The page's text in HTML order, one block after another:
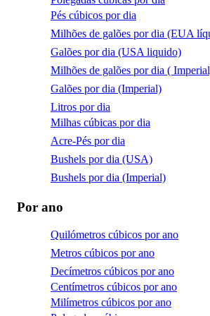
Pés cúbicos por dia
Milhões de galões por dia (EUA
Galões por dia (USA liquido)
Milhões de galões por dia (
Galões por dia (Imperial)
Litros por dia
Milhas cúbicas por dia
Acre-Pés por dia
Bushels por dia (USA)
Bushels por dia (Imperial)
Por ano
Quilómetros cúbicos por ano
Metros cúbicos por ano
Decímetros cúbicos por ano
Centímetros cúbicos por ano
Milímetros cúbicos por ano